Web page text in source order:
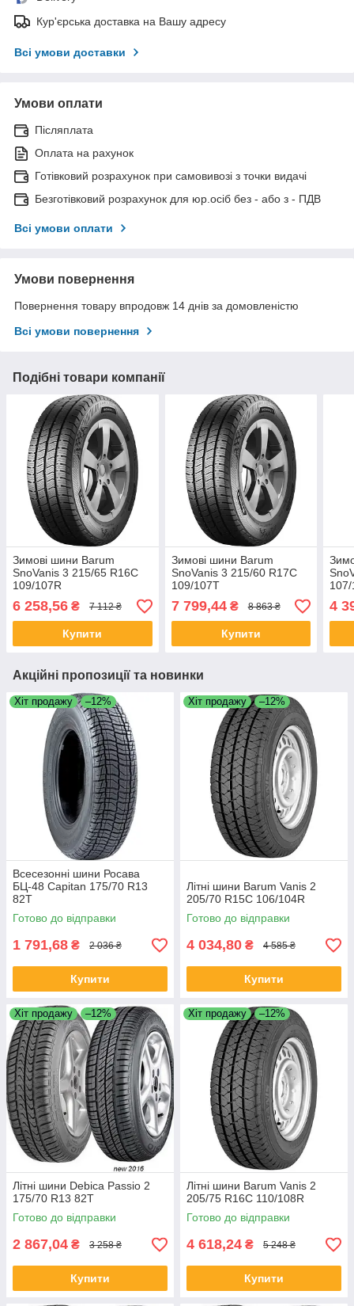
Кур'єрська доставка на Вашу адресу
Всі умови доставки
Умови оплати
Післяплата
Оплата на рахунок
Готівковий розрахунок при самовивозі з точки видачі
Безготівковий розрахунок для юр.осіб без - або з - ПДВ
Всі умови оплати
Умови повернення
Повернення товару впродовж 14 днів за домовленістю
Всі умови повернення
Подібні товари компанії
Зимові шини Barum
SnoVanis 3 215/65 R16C
109/107R
6 258,56 ₴ 7 112 ₴
Купити
Зимові шини Barum
SnoVanis 3 215/60 R17C
109/107T
7 799,44₴ 8 863 ₴
Купити
4
Акційні пропозиції та новинки
Хіт продажу –12%
Всесезонні шини Росава
БЦ-48 Capitan 175/70 R13
82T
Готово до відправки
1 791,68 ₴ 2 036 ₴
Купити
Хіт продажу –12%
Літні шини Barum Vanis 2
205/70 R15C 106/104R
Готово до відправки
4 034,80 ₴ 4 585 ₴
Купити
Хіт продажу –12%
Літні шини Debica Passio 2
175/70 R13 82T
Готово до відправки
2 867,04 ₴ 3 258 ₴
Купити
Хіт продажу –12%
Літні шини Barum Vanis 2
205/75 R16C 110/108R
Готово до відправки
4 618,24 ₴ 5 248 ₴
Купити